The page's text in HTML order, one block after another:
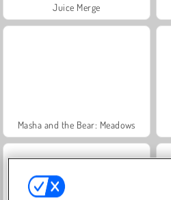
Juice Merge
Masha and the Bear: Meadows